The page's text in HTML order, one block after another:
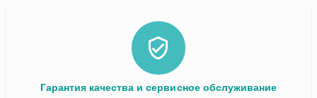
Гарантия качества и сервисное обслуживание